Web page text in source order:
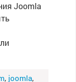
Joomla
, joomla,